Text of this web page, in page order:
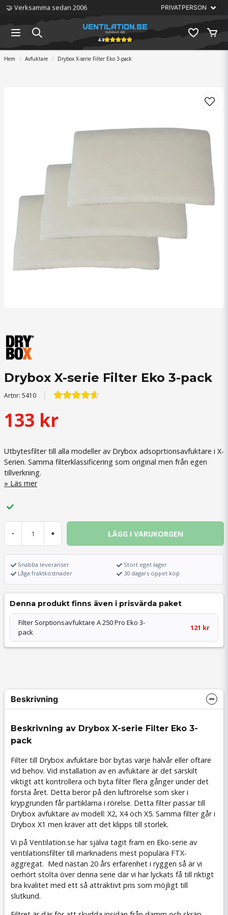
🏆 Störst på ventilation
4.8
Hem Avfuktare Drybox X-serie Filter Eko 3-pack
Drybox X-serie Filter Eko 3-pack
Artnr: 5410
133 kr
Utbytesfilter till alla modeller av Drybox adsoprtionsavfuktare i X-
Serien. Samma filterklassificering som original men från egen
tillverkning.
Läs mer
- + LÄGG I VARUKORGEN
Snabba leveranser
Låga fraktkostnader
Stort eget lager
30 dagars öppet köp
Denna produkt finns även i prisvärda paket
Filter Sorptionsavfuktare A 250 Pro Eko 3-
pack
121 kr
Beskrivning
Beskrivning av Drybox X-serie Filter Eko 3-
pack
Filter till Drybox avfuktare bör bytas varje halvår eller oftare
vid behov. Vid installation av en avfuktare är det särskilt
viktigt att kontrollera och byta filter flera gånger under det
första året. Detta beror på den luftrörelse som sker i
krypgrunden får partiklarna i rörelse. Detta filter passar till
Drybox avfuktare av modell: X2, X4 och X5. Samma filter går i
Drybox X1 men kräver att det klipps till storlek.
Vi på Ventilation.se har själva tagit fram en Eko-serie av
ventilationsfilter till marknadens mest populära FTX-
aggregat. Med nästan 20 års erfarenhet i ryggen så är vi
oerhört stolta över denna serie där vi har lyckats få till riktigt
bra kvalitet med ett så attraktivt pris som möjligt till
slutkund.